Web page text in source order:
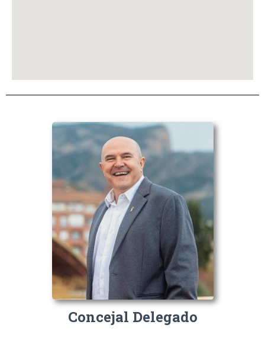
Concejal Delegado